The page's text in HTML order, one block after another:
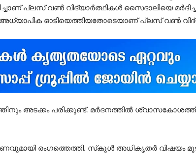
പ്ലസ് വൺ വിദ്യാർത്ഥികൾ സൈദാലിയെ
അധ്യാപിക ഓടിയെത്തിയതോടെയാണ് പ്ലസ് വൺ
അടക്കം പരിക്കുണ്ട്. മർദനത്തിൽ
രംഗത്തെത്തി. സ്‌കൂൾ അധികൃതർ വിഷയം